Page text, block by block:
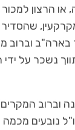
הרצון
בארה"ב
נשכר על
וברוב
נובעים
בנדל"ן